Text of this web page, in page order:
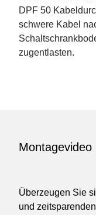
DPF 50
schwere Kabel
zugentlasten.
Montagevideo
Überzeugen Sie
und